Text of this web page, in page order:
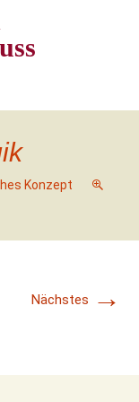
Konzept
Nächstes →